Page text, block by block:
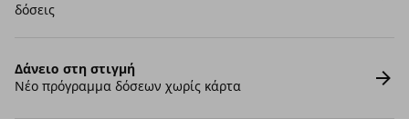
δόσεις
Δάνειο στη στιγμή
Νέο πρόγραμμα δόσεων χωρίς κάρτα